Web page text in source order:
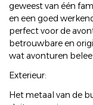
geweest van één
en een goed
perfect voor de
betrouwbare en
wat avonturen
Exterieur:
Het metaal van de